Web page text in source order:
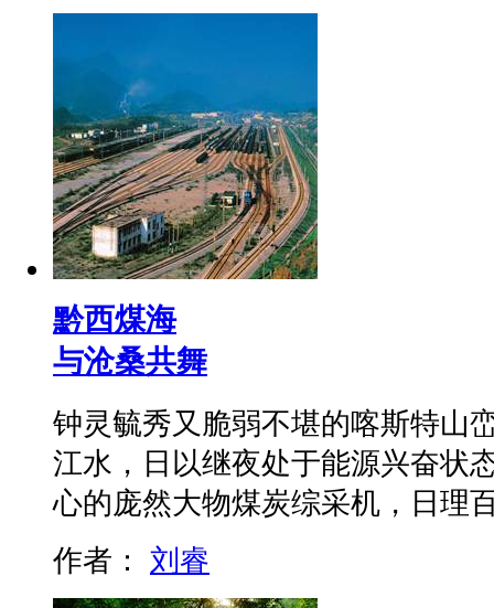
黔西煤海
与沧桑共舞
钟灵毓秀又脆弱不堪的喀斯特山
江水，日以继夜处于能源兴奋状
心的庞然大物煤炭综采机，日
作者： 刘睿